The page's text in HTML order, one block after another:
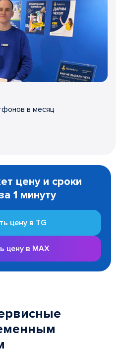
в месяц
цену и сроки
1 минуту
цену в TG
цену в MAX